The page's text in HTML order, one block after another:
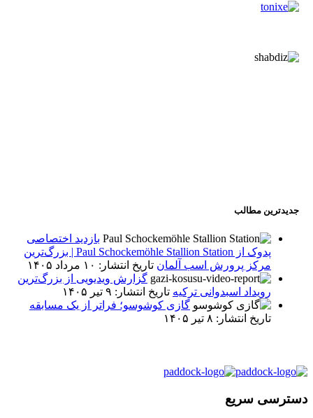
جدیدترین مطالب
بازدید اختصاصی
پدوک از Paul Schockemöhle Stallion Station | بزرگ‌ترین
مرکز پرورش اسب آلمان تاریخ انتشار: ۱۰ مرداد ۱۴۰۵
گزارش ویدیویی از بزرگ‌ترین
رویداد اسبدوانی ترکیه تاریخ انتشار: ۹ تیر ۱۴۰۵
گازی کوشوسو؛ فراتر از یک مسابقه
تاریخ انتشار: ۸ تیر ۱۴۰۵
دسترسی سریع